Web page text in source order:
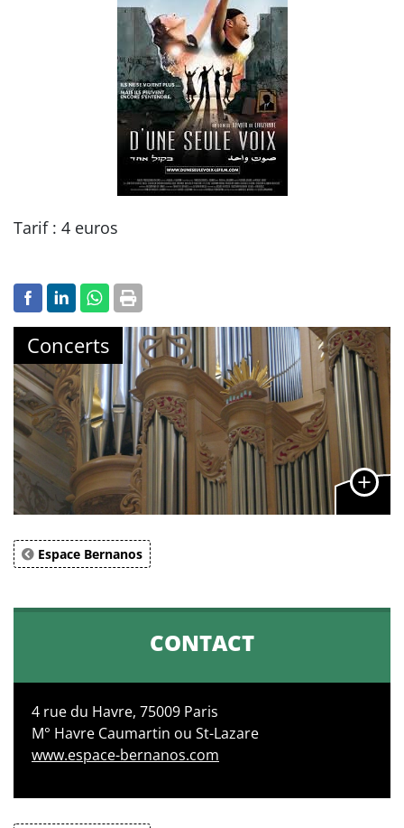
Tarif : 4 euros
Concerts
Espace Bernanos
CONTACT
4 rue du Havre, 75009 Paris
M° Havre Caumartin ou St-Lazare
www.espace-bernanos.com